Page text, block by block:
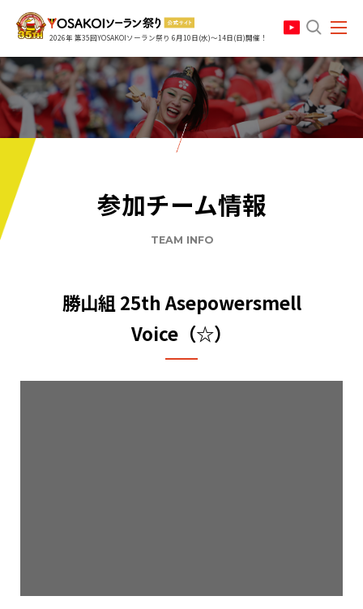
2026年 第35回YOSAKOIソーラン祭り 6月10日(水)～14日(日)開催！
search
参加チーム情報
TEAM INFO
勝山組 25th Asepowersmell
Voice（☆）